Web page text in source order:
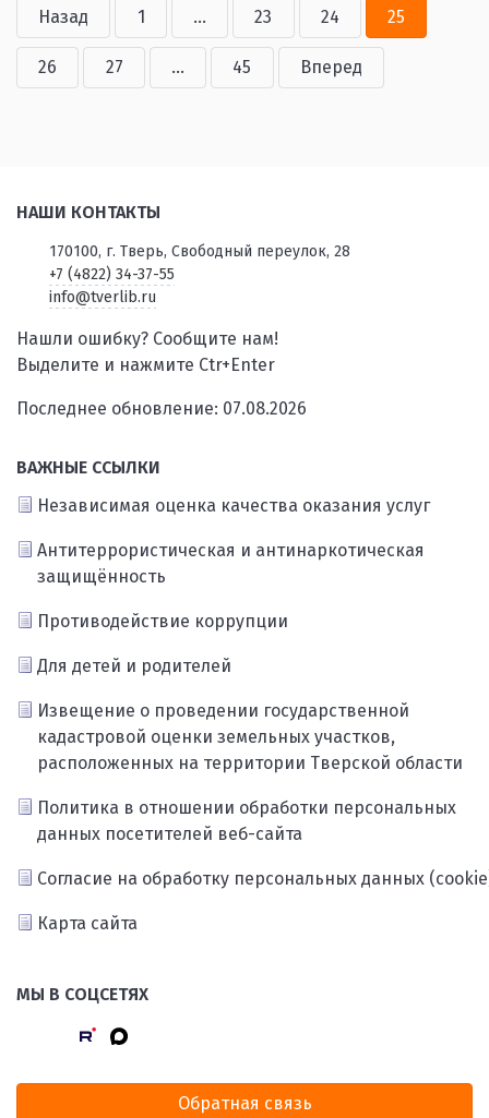
Назад 1 ... 23 24 25
26 27 ... 45 Вперед
НАШИ КОНТАКТЫ
170100, г. Тверь, Свободный переулок, 28
+7 (4822) 34-37-55
info@tverlib.ru
Нашли ошибку? Сообщите нам!
Выделите и нажмите Ctr+Enter
Последнее обновление: 07.08.2026
ВАЖНЫЕ ССЫЛКИ
Независимая оценка качества оказания услуг
Антитеррористическая и антинаркотическая
защищённость
Противодействие коррупции
Для детей и родителей
Извещение о проведении государственной
кадастровой оценки земельных участков,
расположенных на территории Тверской области
Политика в отношении обработки персональных
данных посетителей веб-сайта
Согласие на обработку персональных данных
Карта сайта
МЫ В СОЦСЕТЯХ
Обратная связь